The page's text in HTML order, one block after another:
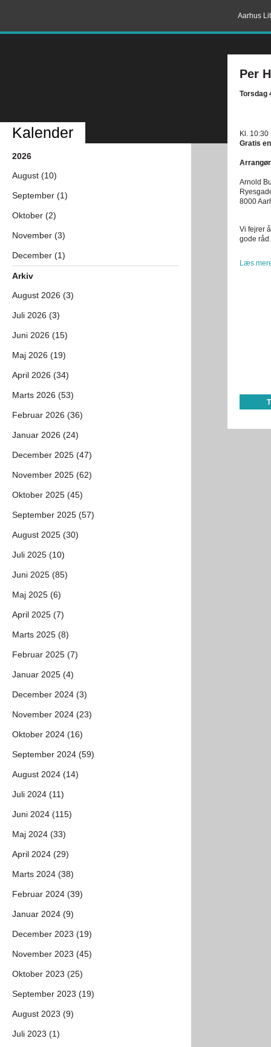
Aarhus
Per
Torsdag
Kl. 10:30
Gratis
Arnold
8000
Vi fejrer
gode
Læs
Kalender
2026
August (10)
September (1)
Oktober (2)
November (3)
December (1)
Arkiv
August 2026 (3)
Juli 2026 (3)
Juni 2026 (15)
Maj 2026 (19)
April 2026 (34)
Marts 2026 (53)
Februar 2026 (36)
Januar 2026 (24)
December 2025 (47)
November 2025 (62)
Oktober 2025 (45)
September 2025 (57)
August 2025 (30)
Juli 2025 (10)
Juni 2025 (85)
Maj 2025 (6)
April 2025 (7)
Marts 2025 (8)
Februar 2025 (7)
Januar 2025 (4)
December 2024 (3)
November 2024 (23)
Oktober 2024 (16)
September 2024 (59)
August 2024 (14)
Juli 2024 (11)
Juni 2024 (115)
Maj 2024 (33)
April 2024 (29)
Marts 2024 (38)
Februar 2024 (39)
Januar 2024 (9)
December 2023 (19)
November 2023 (45)
Oktober 2023 (25)
September 2023 (19)
August 2023 (9)
Juli 2023 (1)